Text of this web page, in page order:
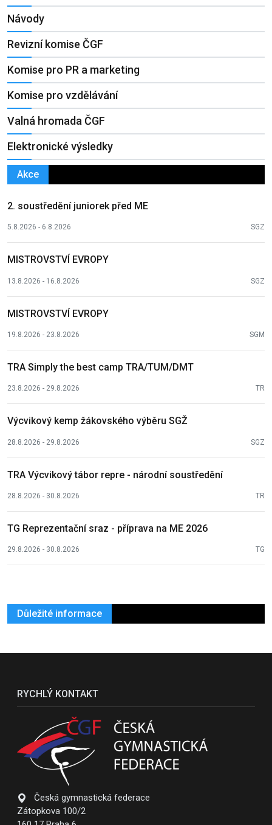
Návody
Revizní komise ČGF
Komise pro PR a marketing
Komise pro vzdělávání
Valná hromada ČGF
Elektronické výsledky
Akce
2. soustředění juniorek před ME
5.8.2026 - 6.8.2026 SGZ
MISTROVSTVÍ EVROPY
13.8.2026 - 16.8.2026 SGZ
MISTROVSTVÍ EVROPY
19.8.2026 - 23.8.2026 SGM
TRA Simply the best camp TRA/TUM/DMT
23.8.2026 - 29.8.2026 TR
Výcvikový kemp žákovského výběru SGŽ
28.8.2026 - 29.8.2026 SGZ
TRA Výcvikový tábor repre - národní soustředění
28.8.2026 - 30.8.2026 TR
TG Reprezentační sraz - příprava na ME 2026
29.8.2026 - 30.8.2026 TG
Důležité informace
RYCHLÝ KONTAKT
Česká gymnastická federace
Zátopkova 100/2